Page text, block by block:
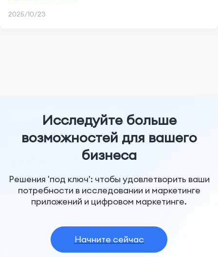
2025/10/23
Исследуйте больше
возможностей для вашего
бизнеса
Решения 'под ключ': чтобы удовлетворить ваши
потребности в исследовании и маркетинге
приложений и цифровом маркетинге.
Начните сейчас